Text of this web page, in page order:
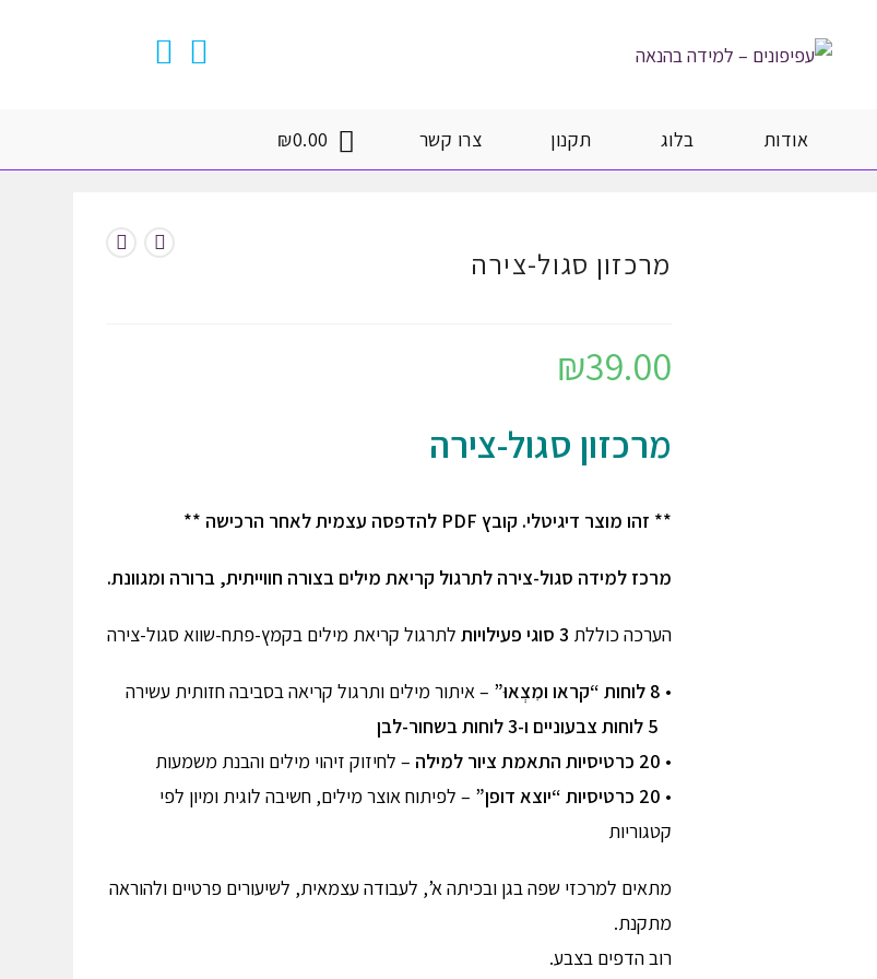
אודות בלוג תקנון צרו קשר ₪0.00
מרכזון סגול-צירה
₪39.00
מרכזון סגול-צירה
** זהו מוצר דיגיטלי. קובץ PDF להדפסה עצמית לאחר הרכישה **
מרכז למידה סגול-צירה לתרגול קריאת מילים בצורה חווייתית, ברורה ומגוונת.
הערכה כוללת 3 סוגי פעילויות לתרגול קריאת מילים בקמץ-פתח-שווא סגול-צירה
• 8 לוחות “קראו ומִצְאוּ”
– איתור מילים ותרגול קריאה בסביבה חזותית עשירה
5 לוחות צבעוניים ו-3 לוחות בשחור-לבן
• 20 כרטיסיות התאמת ציור למילה
– לחיזוק זיהוי מילים והבנת משמעות
• 20 כרטיסיות “יוצא דופן”
– לפיתוח אוצר מילים, חשיבה לוגית ומיון לפי
קטגוריות
מתאים למרכזי שפה בגן ובכיתה א’, לעבודה עצמאית, לשיעורים פרטיים ולהוראה
מתקנת.
רוב הדפים בצבע.